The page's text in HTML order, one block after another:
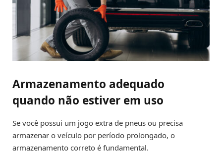
Armazenamento adequado
quando não estiver em uso
Se você possui um jogo extra de pneus ou precisa
armazenar o veículo por período prolongado, o
armazenamento correto é fundamental.